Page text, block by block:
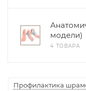
модели)
4 ТОВАРА
Профилактика